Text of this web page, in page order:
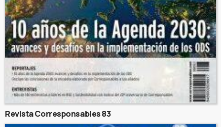
Revista Corresponsables 83